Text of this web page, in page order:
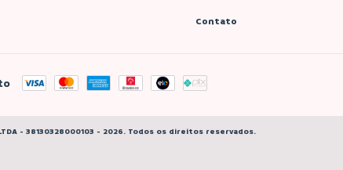
Contato
LTDA - 38130328000103 - 2026. Todos os direitos reservados.